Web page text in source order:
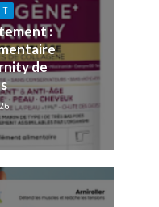
:
de